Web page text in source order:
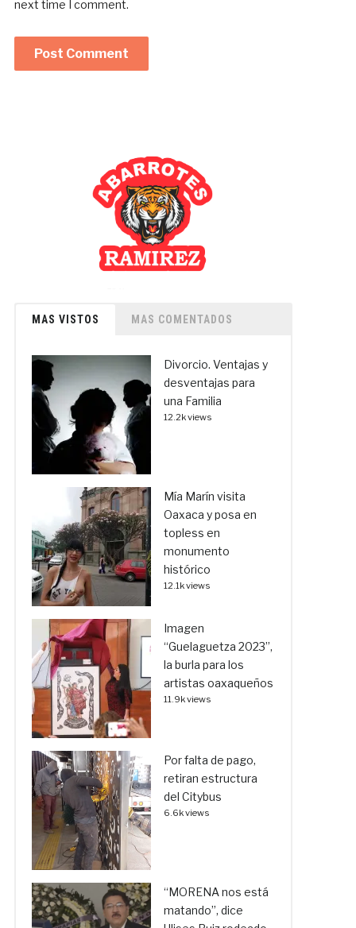
next time I comment.
MAS VISTOS MAS COMENTADOS
Divorcio. Ventajas y
desventajas para
una Familia
12.2k views
Mía Marín visita
Oaxaca y posa en
topless en
monumento
histórico
12.1k views
Imagen
“Guelaguetza 2023”,
la burla para los
artistas oaxaqueños
11.9k views
Por falta de pago,
retiran estructura
del Citybus
6.6k views
“MORENA nos está
matando”, dice